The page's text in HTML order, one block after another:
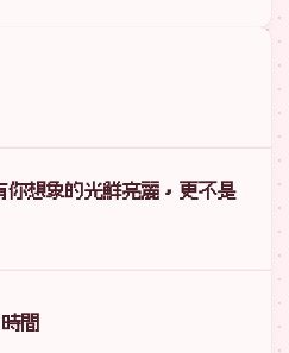
想象的光鮮亮麗，更不是
間